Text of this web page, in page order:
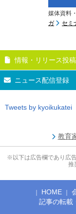
媒体資料
ガ
セミ
情報・リリース投稿
ニュース配信登録
Tweets by kyoikukatei
教育
※以下は広告欄であり広
推
HOME
記事の転載